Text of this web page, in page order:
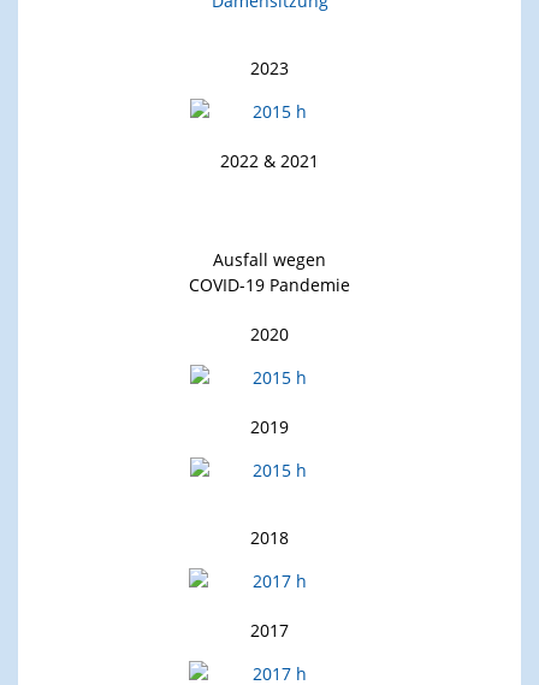
2023
2022 & 2021
Ausfall wegen
COVID-19 Pandemie
2020
2019
2018
2017